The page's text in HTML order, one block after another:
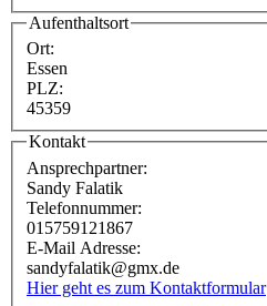
Aufenthaltsort
Ort:
Essen
PLZ:
45359
Kontakt
Ansprechpartner:
Sandy Falatik
Telefonnummer:
015759121867
E-Mail Adresse:
sandyfalatik@gmx.de
Hier geht es zum Kontaktformular